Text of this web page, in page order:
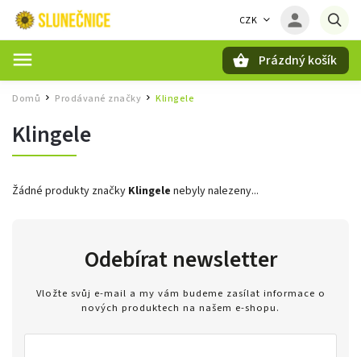
CZK
Prázdný košík
Domů / Prodávané značky / Klingele
Klingele
Žádné produkty značky Klingele nebyly nalezeny...
Odebírat newsletter
Vložte svůj e-mail a my vám budeme zasílat informace o
nových produktech na našem e-shopu.